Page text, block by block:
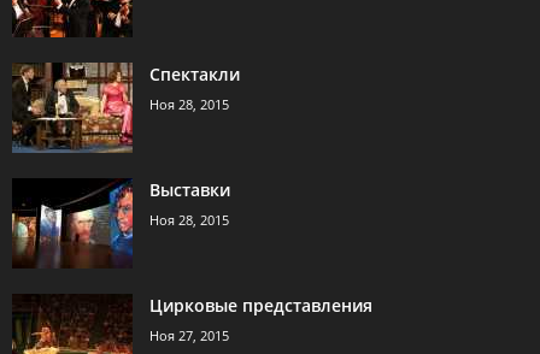
Спектакли
Ноя 28, 2015
Выставки
Ноя 28, 2015
Цирковые представления
Ноя 27, 2015